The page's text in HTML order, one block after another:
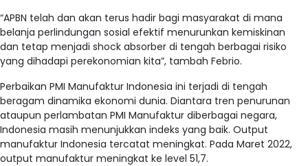
“APBN telah dan akan terus hadir bagi masyarakat di mana
belanja perlindungan sosial efektif menurunkan kemiskinan
dan tetap menjadi shock absorber di tengah berbagai risiko
yang dihadapi perekonomian kita”, tambah Febrio.
Perbaikan PMI Manufaktur Indonesia ini terjadi di tengah
beragam dinamika ekonomi dunia. Diantara tren penurunan
ataupun perlambatan PMI Manufaktur diberbagai negara,
Indonesia masih menunjukkan indeks yang baik. Output
manufaktur Indonesia tercatat meningkat. Pada Maret 2022,
output manufaktur meningkat ke level 51,7.